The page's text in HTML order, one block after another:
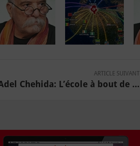
ARTICLE SUIVANT
Chehida: L’école à bout de ...